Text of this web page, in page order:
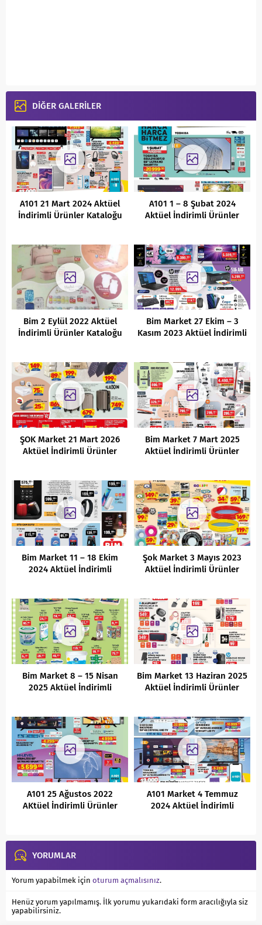
DİĞER GALERİLER
A101 21 Mart 2024 Aktüel
İndirimli Ürünler Kataloğu
A101 1 – 8 Şubat 2024
Aktüel İndirimli Ürünler
Bim 2 Eylül 2022 Aktüel
İndirimli Ürünler Kataloğu
Bim Market 27 Ekim – 3
Kasım 2023 Aktüel İndirimli
ŞOK Market 21 Mart 2026
Aktüel İndirimli Ürünler
Bim Market 7 Mart 2025
Aktüel İndirimli Ürünler
Bim Market 11 – 18 Ekim
2024 Aktüel İndirimli
Şok Market 3 Mayıs 2023
Aktüel İndirimli Ürünler
Bim Market 8 – 15 Nisan
2025 Aktüel İndirimli
Bim Market 13 Haziran 2025
Aktüel İndirimli Ürünler
A101 25 Ağustos 2022
AKtüel İndirimli Ürünler
A101 Market 4 Temmuz
2024 Aktüel İndirimli
YORUMLAR
Yorum yapabilmek için oturum açmalısınız.
Henüz yorum yapılmamış. İlk yorumu yukarıdaki form aracılığıyla siz
yapabilirsiniz.